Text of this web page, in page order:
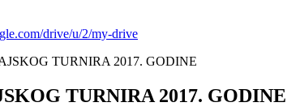
drive/u/2/my-drive
TURNIRA 2017. GODINE
TURNIRA 2017. GODINE